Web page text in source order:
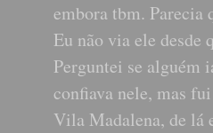
embora tbm. Parecia
Eu não via ele desde
Perguntei se alguém
confiava nele, mas
Vila Madalena, de lá